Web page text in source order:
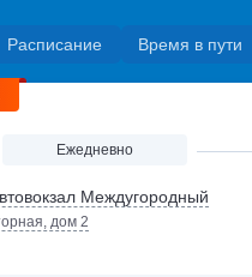
Расписание Время в пути
Ежедневно
Междугородный
дом 2